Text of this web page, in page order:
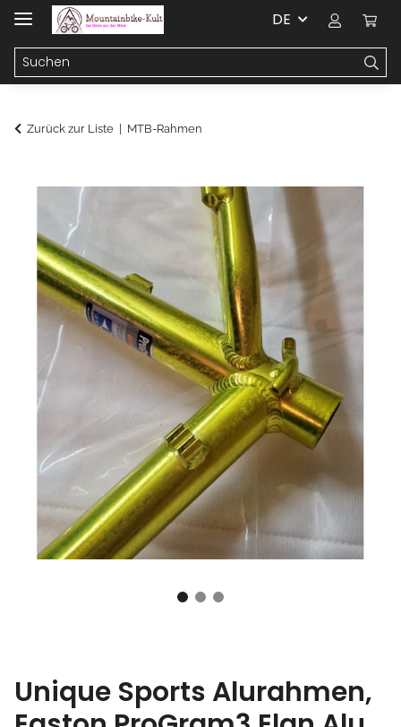
DE
Zurück zur Liste MTB-Rahmen
Unique Sports Alurahmen,